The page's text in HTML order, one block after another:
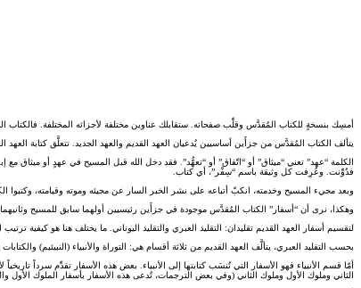
أمسِك بنسخةٍ للكتاب المُقدَّس وقلِّب صفحاته. ستقابلك عناوين مختلفة لأجزائه المختلفة.
يتألف الكتاب المُقدَّس من جزأَين أساسيين يُدعيان العهد القديم والعهد الجديد. تتعلَّق كتابة العهد
فدُوِّنت. وعُرِفت كل وثيقة باسم “سِفْر”، أي كتاب.
وبعد مجيء المسيح وخدمته، انكبّ أتباعه على نشر الخبر السار عن مجيئه وموته وقيامته،
وهكذا، نرى أن “أسفار” الكتاب المُقدَّس موجودة في جزأَين رئيسيين أولهما سابق للمسيح
لتقسيم أسفار العهد القديم تقليدان: التقليد العبري والتقليد اليوناني. ما يختلف هنا هو كيفية
بحسب التقليد العبري، يتألَّف العهد القديم من ثلاثة أقسام هي: التوراة والأنبياء (النبيئيم)
أمّا قسم الأنبياء فهو الأسفار التي تُنسَب كتابتها إلى الأنبياء. بعض هذه الأسفار تقدِّم سرداً
الثاني وملوك الأول وملوك الثاني (وفي بعض الترجمات، تُدعى هذه الأسفار بأسفار الملوك الأول